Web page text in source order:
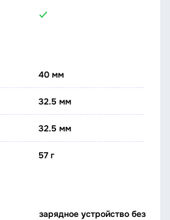
40 мм
32.5 мм
32.5 мм
57 г
зарядное устройство без